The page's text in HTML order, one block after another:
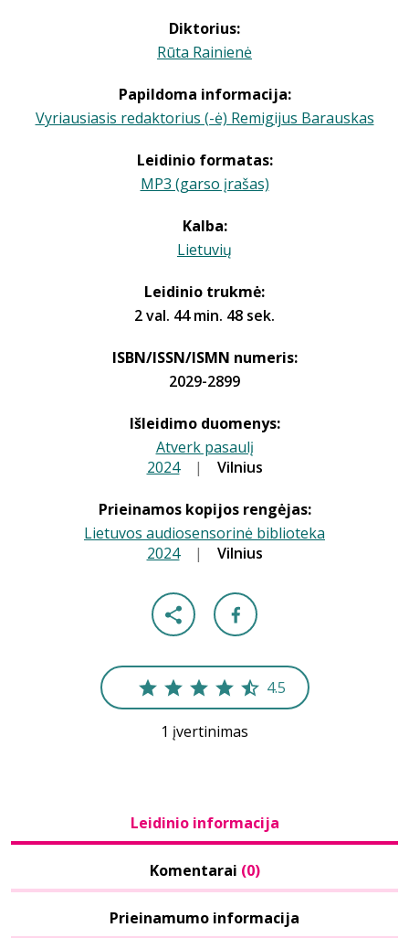
Diktorius:
Rūta Rainienė
Papildoma informacija:
Vyriausiasis redaktorius (-ė) Remigijus Barauskas
Leidinio formatas:
MP3 (garso įrašas)
Kalba:
Lietuvių
Leidinio trukmė:
2 val. 44 min. 48 sek.
ISBN/ISSN/ISMN numeris:
2029-2899
Išleidimo duomenys:
Atverk pasaulį
2024 | Vilnius
Prieinamos kopijos rengėjas:
Lietuvos audiosensorinė biblioteka
2024 | Vilnius
4.5
1 įvertinimas
Leidinio informacija
Komentarai (0)
Prieinamumo informacija